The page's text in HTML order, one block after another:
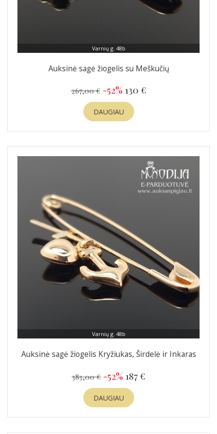
Varnių g. 48b
Auksinė sagė žiogelis su Meškučių
267,00 € -52% 130 €
DAUGIAU
Varnių g. 48b
Auksinė sagė žiogelis Kryžiukas, Širdelė ir Inkaras
383,00 € -52% 187 €
DAUGIAU